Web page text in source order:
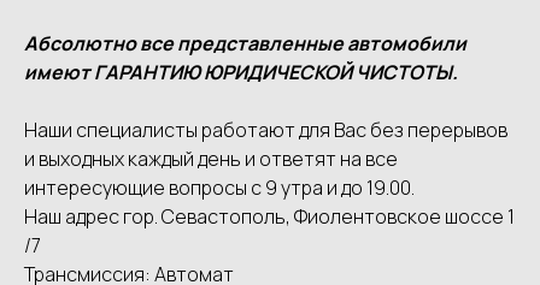
Абсолютно все представленные автомобили
имеют ГАРАНТИЮ ЮРИДИЧЕСКОЙ ЧИСТОТЫ.
Наши специалисты работают для Вас без перерывов
и выходных каждый день и ответят на все
интересующие вопросы с 9 утра и до 19.00.
Наш адрес гор. Севастополь, Фиолентовское шоссе 1
/7
Трансмиссия: Автомат